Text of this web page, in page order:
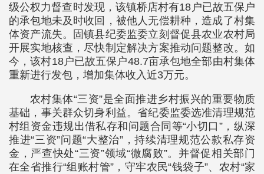
级公权力督查时发现，该镇桥店村有18户已故五保户
的承包地未及时收回，被他人无偿耕种，造成了村集
体资产流失。固镇县纪委监委立刻督促县农业农村局
开展实地核查，尽快制定解决方案推动问题整改。如
今，该村18户已故五保户48.7亩承包地全部由村集体
重新进行发包，增加集体收入近3万元。
农村集体“三资”是全面推进乡村振兴的重要物质
基础，事关群众切身利益。省纪委监委选准清理规范
村组资金违规出借私存和问题合同等“小切口”，纵深
推进“三资”问题“大整治”，持续清理规范公款私存资
金，严查快处“三资”领域“微腐败”。并督促相关部门
在全省推行“组账村管”，守牢农民“钱袋子”、农村“家